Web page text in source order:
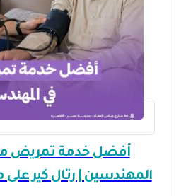
أفضل خدمة تمريض
المهندسين | رتال كير على